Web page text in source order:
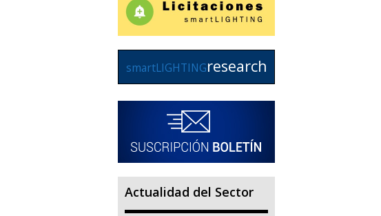
smartLIGHTINGresearch
Actualidad del Sector